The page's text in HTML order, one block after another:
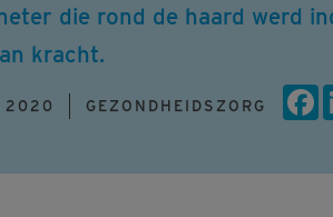
die rond de haard werd
kracht.
2020 GEZONDHEIDSZORG